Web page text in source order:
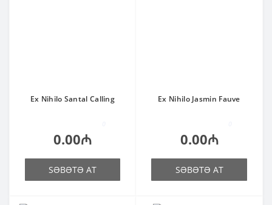
Ex Nihilo Santal Calling
0.00₼
SƏBƏTƏ AT
Ex Nihilo Jasmin Fauve
0.00₼
SƏBƏTƏ AT